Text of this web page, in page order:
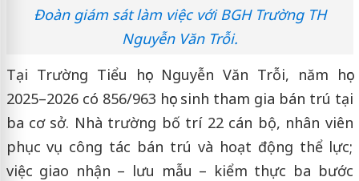
Đoàn giám sát làm việc với BGH Trường TH
Nguyễn Văn Trỗi.
Tại Trường Tiểu học Nguyễn Văn Trỗi, năm học
2025–2026 có 856/963 học sinh tham gia bán trú tại
ba cơ sở. Nhà trường bố trí 22 cán bộ, nhân viên
phục vụ công tác bán trú và hoạt động thể lực;
việc giao nhận – lưu mẫu – kiểm thực ba bước